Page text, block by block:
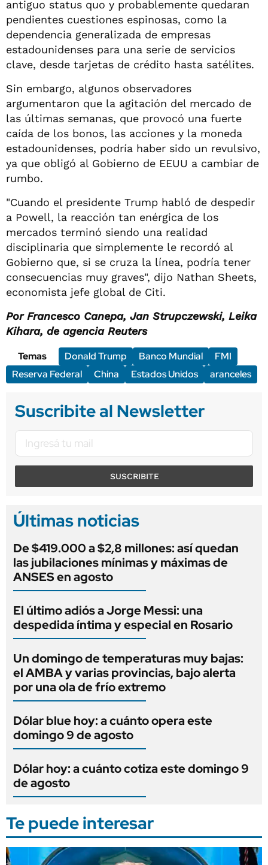
antiguo status quo y probablemente quedaran
pendientes cuestiones espinosas, como la
dependencia generalizada de empresas
estadounidenses para una serie de servicios
clave, desde tarjetas de crédito hasta satélites.
Sin embargo, algunos observadores
argumentaron que la agitación del mercado de
las últimas semanas, que provocó una fuerte
caída de los bonos, las acciones y la moneda
estadounidenses, podría haber sido un revulsivo,
ya que obligó al Gobierno de EEUU a cambiar de
rumbo.
"Cuando el presidente Trump habló de despedir
a Powell, la reacción tan enérgica de los
mercados terminó siendo una realidad
disciplinaria que simplemente le recordó al
Gobierno que, si se cruza la línea, podría tener
consecuencias muy graves", dijo Nathan Sheets,
economista jefe global de Citi.
Por Francesco Canepa, Jan Strupczewski, Leika
Kihara, de agencia Reuters
Temas
Donald Trump Banco Mundial
FMI
Reserva Federal
China Estados Unidos aranceles
Suscribite al Newsletter
SUSCRIBITE
Últimas noticias
De $419.000 a $2,8 millones: así quedan
las jubilaciones mínimas y máximas de
ANSES en agosto
El último adiós a Jorge Messi: una
despedida íntima y especial en Rosario
Un domingo de temperaturas muy bajas:
el AMBA y varias provincias, bajo alerta
por una ola de frío extremo
Dólar blue hoy: a cuánto opera este
domingo 9 de agosto
Dólar hoy: a cuánto cotiza este domingo 9
de agosto
Te puede interesar